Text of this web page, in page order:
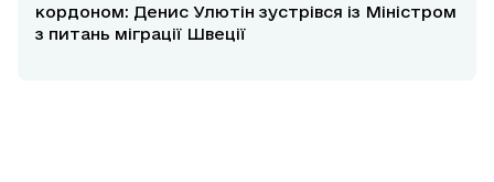
кордоном: Денис Улютін зустрівся із Міністром
з питань міграції Швеції